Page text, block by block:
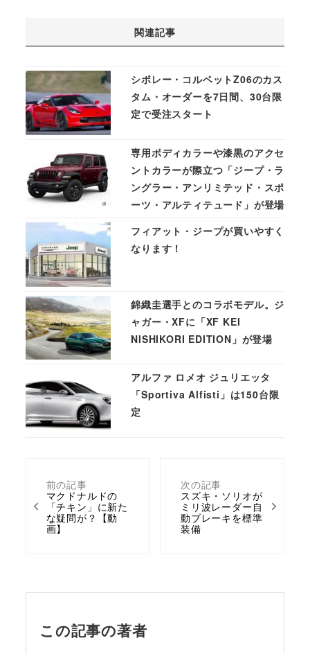
前の記事
マクドナルドの
「チキン」に新た
な疑問が？【動
画】
次の記事
スズキ・ソリオが
ミリ波レーダー自
動ブレーキを標準
装備
関連記事
シボレー・コルベットZ06のカス
タム・オーダーを7日間、30台限
定で受注スタート
専用ボディカラーや漆黒のアクセ
ントカラーが際立つ「ジープ・ラ
ングラー・アンリミテッド・スポ
ーツ・アルティテュード」が登場
フィアット・ジープが買いやすく
なります！
錦織圭選手とのコラボモデル。ジ
ャガー・XFに「XF KEI
NISHIKORI EDITION」が登場
アルファ ロメオ ジュリエッタ
「Sportiva Alfisti」は150台限
定
この記事の著者